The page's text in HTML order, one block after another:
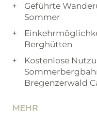
Geführte
Sommer
Berghütten
Kostenlose
Bregenzerwald
MEHR